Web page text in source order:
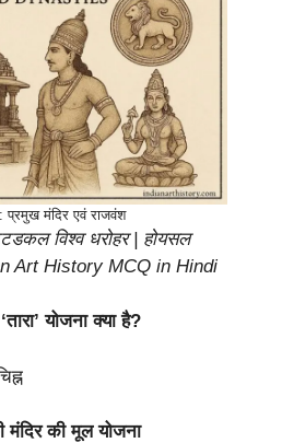
प्रमुख मंदिर एवं राजवंश
विश्व धरोहर | होयसल
Art History MCQ in Hindi
योजना क्या है?
की मूल योजना